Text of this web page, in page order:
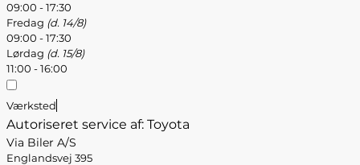
09:00 - 17:30
Fredag (d. 14/8)
09:00 - 17:30
Lørdag (d. 15/8)
11:00 - 16:00
Værksted
Autoriseret service af: Toyota
Via Biler A/S
Englandsvej 395